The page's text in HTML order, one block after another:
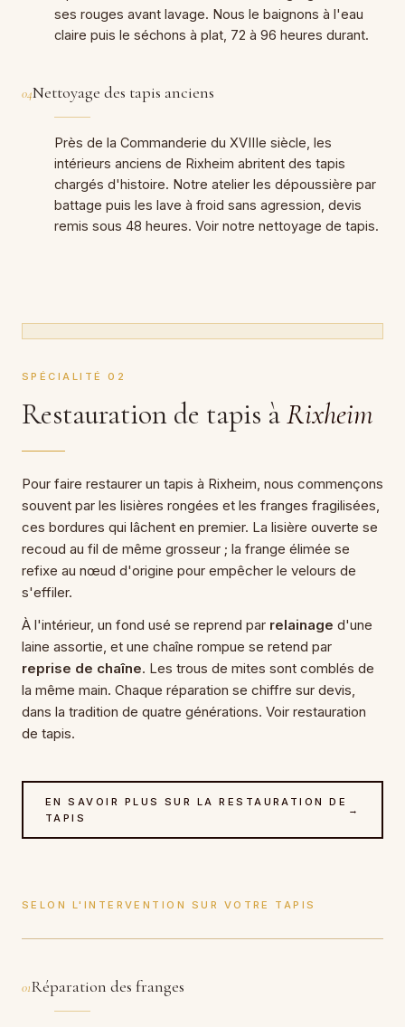
ses rouges avant lavage. Nous le baignons à l'eau
claire puis le séchons à plat, 72 à 96 heures durant.
04Nettoyage des tapis anciens
Près de la Commanderie du XVIIIe siècle, les
intérieurs anciens de Rixheim abritent des tapis
chargés d'histoire. Notre atelier les dépoussière par
battage puis les lave à froid sans agression, devis
remis sous 48 heures. Voir notre nettoyage de tapis.
SPÉCIALITÉ 02
Restauration de tapis àRixheim
Pour faire restaurer un tapis à Rixheim, nous commençons
souvent par les lisières rongées et les franges fragilisées,
ces bordures qui lâchent en premier. La lisière ouverte se
recoud au fil de même grosseur ; la frange élimée se
refixe au nœud d'origine pour empêcher le velours de
s'effiler.
À l'intérieur, un fond usé se reprend par relainage d'une
laine assortie, et une chaîne rompue se retend par
reprise de chaîne. Les trous de mites sont comblés de
la même main. Chaque réparation se chiffre sur devis,
dans la tradition de quatre générations. Voir restauration
de tapis.
EN SAVOIR PLUS SUR LA RESTAURATION DE
TAPIS
→
SELON L'INTERVENTION SUR VOTRE TAPIS
01Réparation des franges